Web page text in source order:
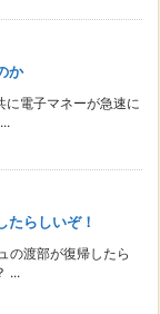
か
電子マネーが急速に
たらしいぞ！
の渡部が復帰したら
...